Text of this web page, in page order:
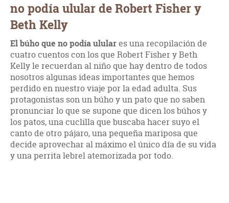
no podía ulular de Robert Fisher y
Beth Kelly
El búho que no podía ululares una recopilación de
cuatro cuentos con los que Robert Fisher y Beth
Kelly le recuerdan al niño que hay dentro de todos
nosotros algunas ideas importantes que hemos
perdido en nuestro viaje por la edad adulta. Sus
protagonistas son un búho y un pato que no saben
pronunciar lo que se supone que dicen los búhos y
los patos, una cuclilla que buscaba hacer suyo el
canto de otro pájaro, una pequeña mariposa que
decide aprovechar al máximo el único día de su vida
y una perrita lebrel atemorizada por todo.